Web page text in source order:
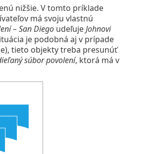
nižšie. V tomto príklade
má svoju vlastnú
– San Diego udeľujeJohnovi
je podobná aj v prípade
tieto objekty treba presunúť
súbor povolení, ktorá má v